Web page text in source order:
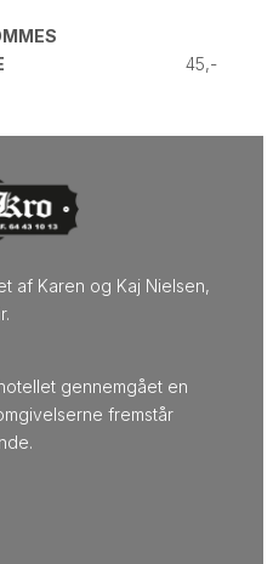
45,-
af Karen og Kaj Nielsen,
gennemgået en
fremstår